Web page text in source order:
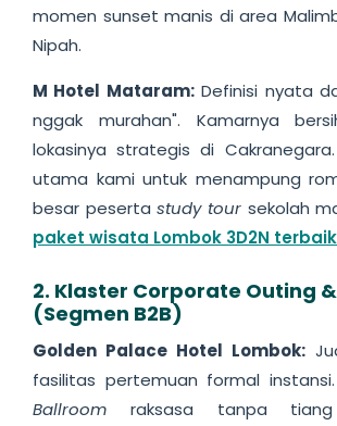
momen sunset manis di area
Nipah.
M Hotel Mataram:Definisi nyata
nggak murahan". Kamarnya
lokasinya strategis di
utama kami untuk menampung
besar pesertastudy tour sekolah
paket wisata Lombok 3D2N terbaik
2. Klaster Corporate Outing
(Segmen B2B)
Golden Palace Hotel Lombok:
fasilitas pertemuan formal instansi.
Ballroom raksasa tanpa tiang